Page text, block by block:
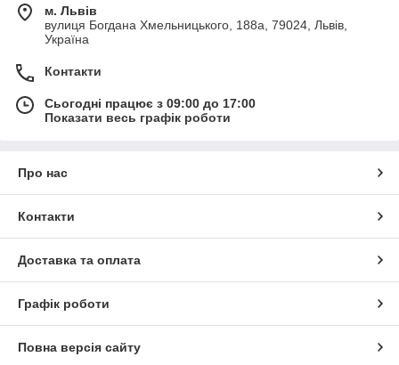
м. Львів
вулиця Богдана Хмельницького, 188а, 79024, Львів,
Україна
Контакти
Сьогодні працює з 09:00 до 17:00
Показати весь графік роботи
Про нас
Контакти
Доставка та оплата
Графік роботи
Повна версія сайту